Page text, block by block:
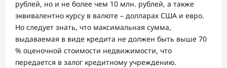
рублей, но и не более чем 10 млн. рублей, а также
эквивалентно курсу в валюте – долларах США и евро.
Но следует знать, что максимальная сумма,
выдаваемая в виде кредита не должен быть выше 70
% оценочной стоимости недвижимости, что
передается в залог кредитному учреждению.